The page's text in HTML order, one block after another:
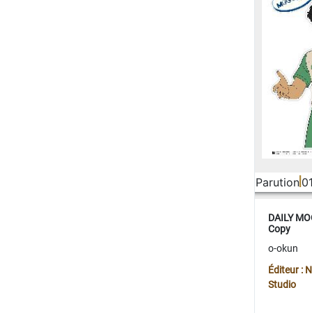
Parution
DAILY
Copy
o-okun
Éditeur :
Studio